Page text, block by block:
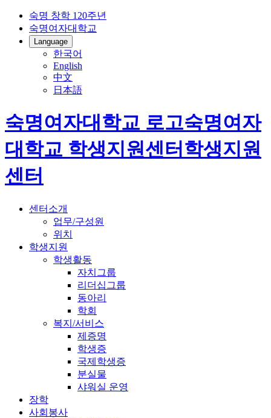
숙명 창학 120주년
숙명여자대학교
Language
한국어
English
中文
日本語
숙명여자대학교 로고숙명여자
대학교 학생지원센터학생지원
센터
센터소개
업무/구성원
위치
학생지원
학생활동
자치그룹
리더십그룹
동아리
학회
복지/서비스
제증명
학생증
국제학생증
분실물
샤워실 운영
장학
사회봉사